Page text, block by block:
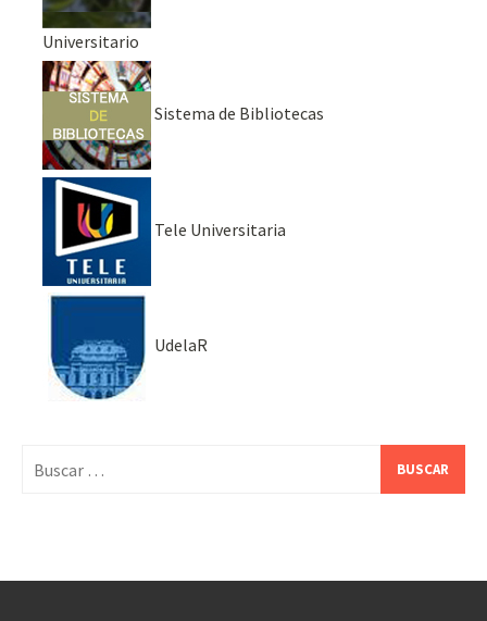
Universitario
Sistema de Bibliotecas
Tele Universitaria
UdelaR